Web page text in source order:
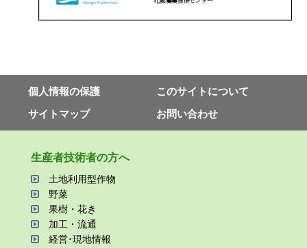
個⼈情報の保護
このサイトについて
サイトマップ
お問い合わせ
⽣産者技術者の⽅へ
⼟地利⽤型作物
野菜
果樹・花き
加⼯・流通
経営･現地情報